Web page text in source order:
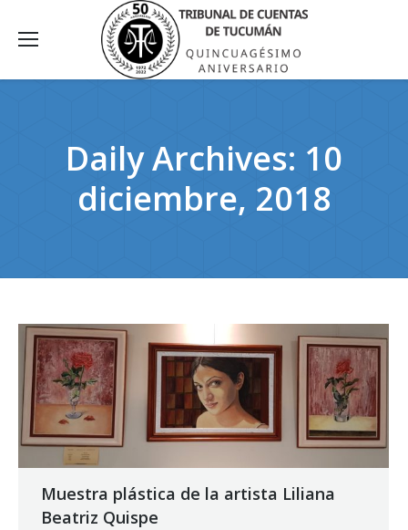
Daily Archives: 10
diciembre, 2018
Muestra plástica de la artista Liliana
Beatriz Quispe